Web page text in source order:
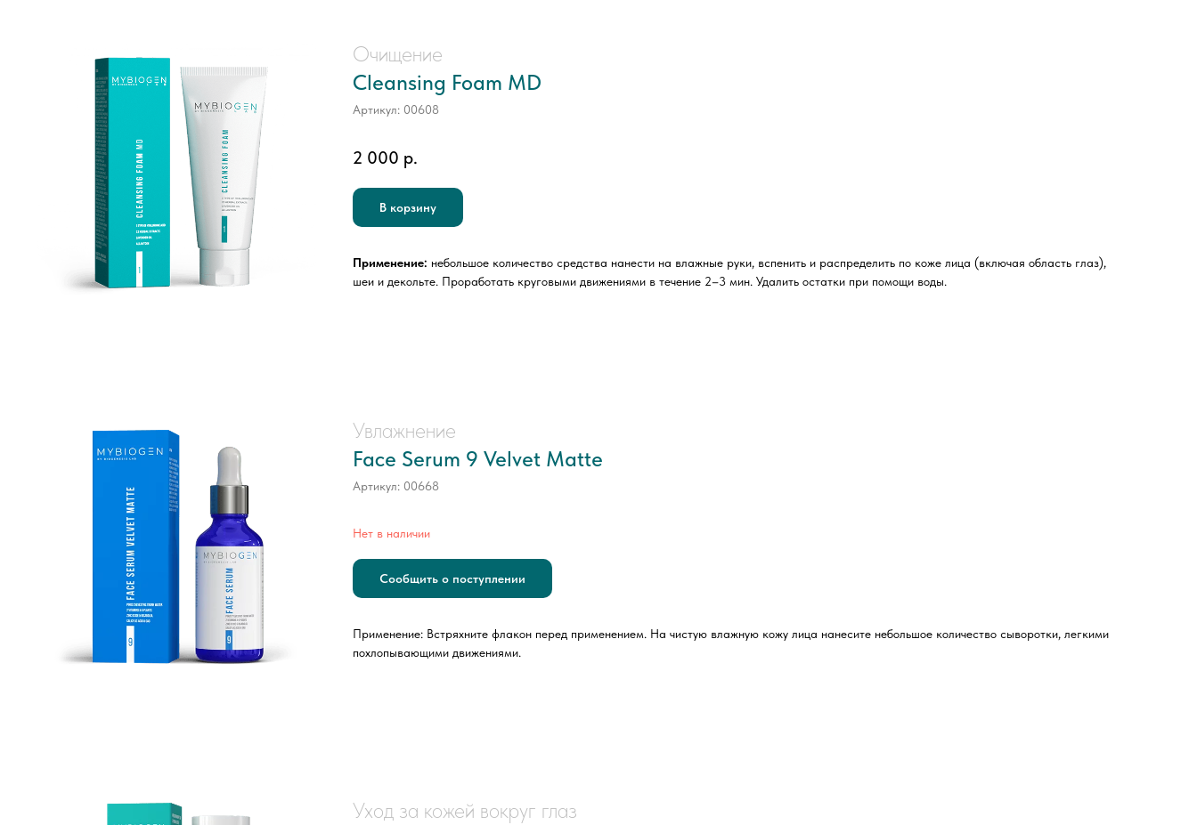
Очищение
Cleansing Foam MD
Артикул: 00608
2 000 р.
В корзину
Применение: небольшое количество средства нанести на влажные руки, вспенить и распределить по коже лица (включая область глаз),
шеи и декольте. Проработать круговыми движениями в течение 2–3 мин. Удалить остатки при помощи воды.
Увлажнение
Face Serum 9 Velvet Matte
Артикул: 00668
Нет в наличии
Сообщить о поступлении
Применение: Встряхните флакон перед применением. На чистую влажную кожу лица нанесите небольшое количество сыворотки, легкими
похлопывающими движениями.
Уход за кожей вокруг глаз